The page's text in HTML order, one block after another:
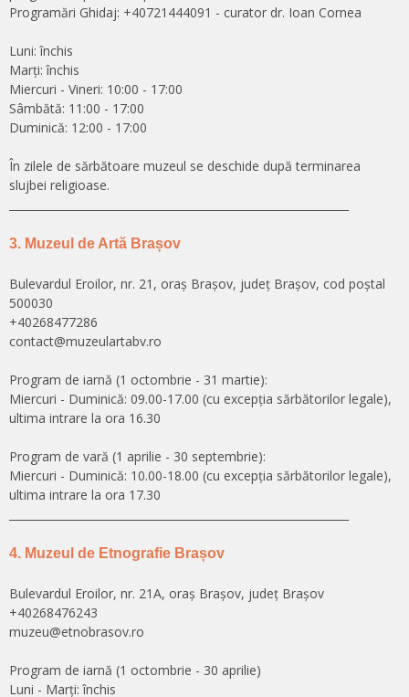
Programări Ghidaj: +40721444091 - curator dr. Ioan Cornea
Luni: închis
Marți: închis
Miercuri - Vineri: 10:00 - 17:00
Sâmbătă: 11:00 - 17:00
Duminică: 12:00 - 17:00
În zilele de sărbătoare muzeul se deschide după terminarea
slujbei religioase.
3. Muzeul de Artă Brașov
Bulevardul Eroilor, nr. 21, oraș Brașov, județ Brașov, cod poștal
500030
+40268477286
contact@muzeulartabv.ro
Program de iarnă (1 octombrie - 31 martie):
Miercuri - Duminică: 09.00-17.00 (cu excepţia sărbătorilor legale),
ultima intrare la ora 16.30
Program de vară (1 aprilie - 30 septembrie):
Miercuri - Duminică: 10.00-18.00 (cu excepţia sărbătorilor legale),
ultima intrare la ora 17.30
4. Muzeul de Etnografie Brașov
Bulevardul Eroilor, nr. 21A, oraș Brașov, județ Brașov
+40268476243
muzeu@etnobrasov.ro
Program de iarnă (1 octombrie - 30 aprilie)
Luni - Marți: închis